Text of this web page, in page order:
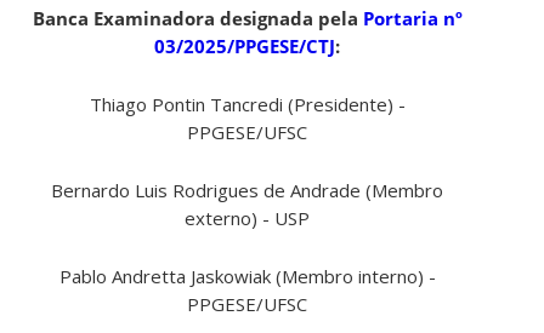
Banca Examinadora designada pela Portaria nº
03/2025/PPGESE/CTJ:
Thiago Pontin Tancredi (Presidente) -
PPGESE/UFSC
Bernardo Luis Rodrigues de Andrade (Membro
externo) - USP
Pablo Andretta Jaskowiak (Membro interno) -
PPGESE/UFSC